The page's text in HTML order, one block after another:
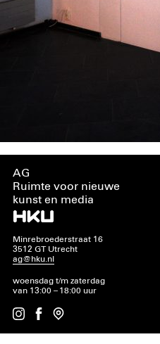
AG
Ruimte voor nieuwe
kunst en media
Minrebroederstraat 16
3512 GT Utrecht
ag@hku.nl
woensdag t/m zaterdag
van 13:00 – 18:00 uur